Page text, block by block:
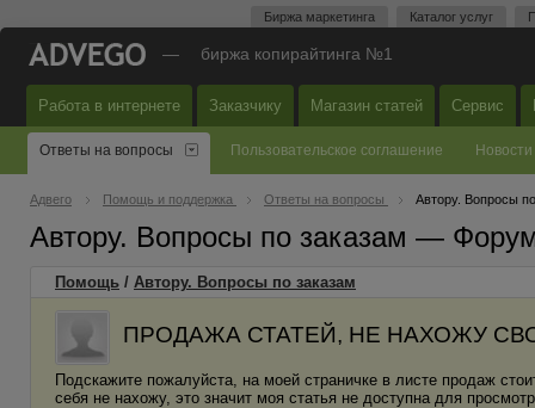
Биржа маркетинга Каталог услуг
— биржа копирайтинга №1
Работа в интернете Заказчику Магазин статей Сервис
Ответы на вопросы Пользовательское соглашение Новости
Адвего Помощь и поддержка Ответы на вопросы Автору. Вопросы
Автору. Вопросы по заказам —
Помощь / Автору. Вопросы по заказам
ПРОДАЖА СТАТЕЙ, НЕ НАХОЖУ
Подскажите пожалуйста, на моей страничке в листе продаж
себя не нахожу, это значит моя статья не доступна для